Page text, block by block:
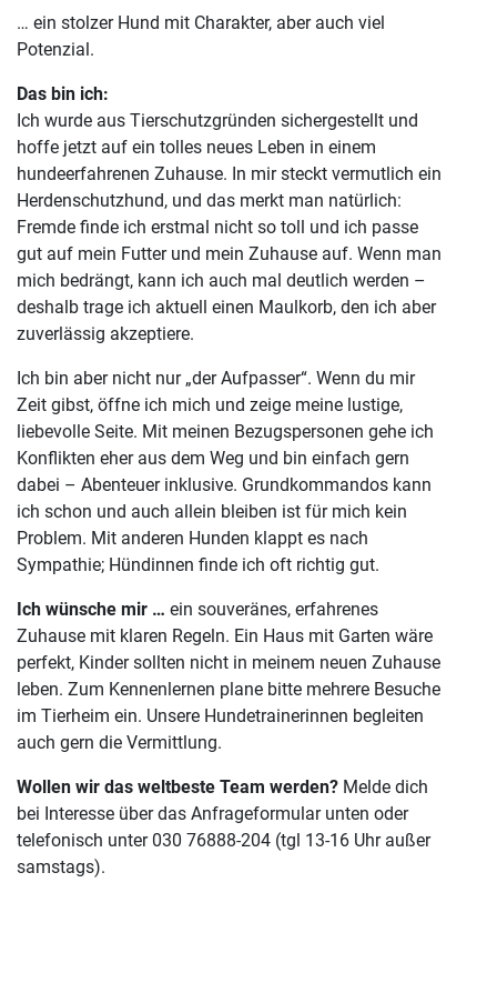
… ein stolzer Hund mit Charakter, aber auch viel
Potenzial.
Das bin ich:
Ich wurde aus Tierschutzgründen sichergestellt und
hoffe jetzt auf ein tolles neues Leben in einem
hundeerfahrenen Zuhause. In mir steckt vermutlich ein
Herdenschutzhund, und das merkt man natürlich:
Fremde finde ich erstmal nicht so toll und ich passe
gut auf mein Futter und mein Zuhause auf. Wenn man
mich bedrängt, kann ich auch mal deutlich werden –
deshalb trage ich aktuell einen Maulkorb, den ich aber
zuverlässig akzeptiere.
Ich bin aber nicht nur „der Aufpasser“. Wenn du mir
Zeit gibst, öffne ich mich und zeige meine lustige,
liebevolle Seite. Mit meinen Bezugspersonen gehe ich
Konflikten eher aus dem Weg und bin einfach gern
dabei – Abenteuer inklusive. Grundkommandos kann
ich schon und auch allein bleiben ist für mich kein
Problem. Mit anderen Hunden klappt es nach
Sympathie; Hündinnen finde ich oft richtig gut.
Ich wünsche mir … ein souveränes, erfahrenes
Zuhause mit klaren Regeln. Ein Haus mit Garten wäre
perfekt, Kinder sollten nicht in meinem neuen Zuhause
leben. Zum Kennenlernen plane bitte mehrere Besuche
im Tierheim ein. Unsere Hundetrainerinnen begleiten
auch gern die Vermittlung.
Wollen wir das weltbeste Team werden? Melde dich
bei Interesse über das Anfrageformular unten oder
telefonisch unter 030 76888-204 (tgl 13-16 Uhr außer
samstags).